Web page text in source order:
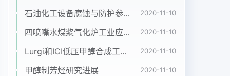
石油化工设备腐蚀与防护参考书十本免费下载，绝版珍藏 2020-11-10
四喷嘴水煤浆气化炉工业应用情况简介 2020-11-10
Lurgi和ICI低压甲醇合成工艺比较 2020-11-10
甲醇制芳烃研究进展 2020-11-10